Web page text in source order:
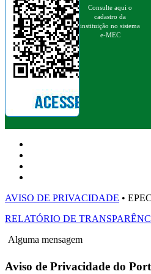
Consulte aqui o
cadastro da
instituição no sistema
e-MEC
AVISO DE PRIVACIDADE •
RELATÓRIO DE
Alguma mensagem
Aviso de Privacidade do